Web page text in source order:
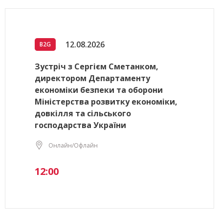
B2G 12.08.2026
Зустріч з Сергієм Сметанком,
директором Департаменту
економіки безпеки та оборони
Міністерства розвитку економіки,
довкілля та сільського
господарства України
Онлайн/Офлайн
12:00